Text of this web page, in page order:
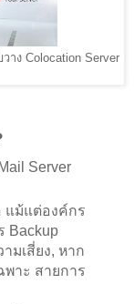
าง Colocation Server
Server
แม้แต่องค์กร
Backup
มเสี่ยง, หาก
พาะ สายการ